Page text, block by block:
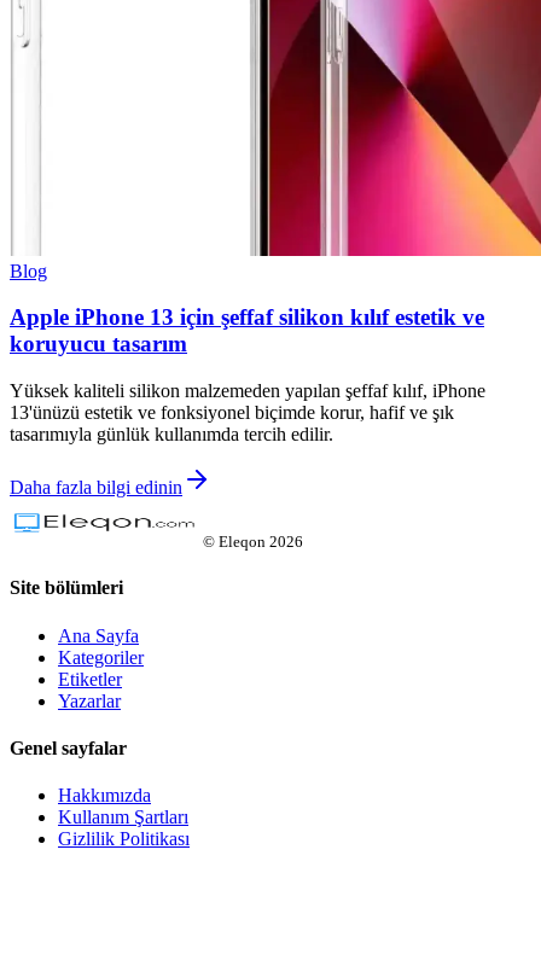
Blog
Apple iPhone 13 için şeffaf silikon kılıf estetik ve
koruyucu tasarım
Yüksek kaliteli silikon malzemeden yapılan şeffaf kılıf, iPhone
13'ünüzü estetik ve fonksiyonel biçimde korur, hafif ve şık
tasarımıyla günlük kullanımda tercih edilir.
Daha fazla bilgi edinin
© Eleqon 2026
Site bölümleri
Ana Sayfa
Kategoriler
Etiketler
Yazarlar
Genel sayfalar
Hakkımızda
Kullanım Şartları
Gizlilik Politikası